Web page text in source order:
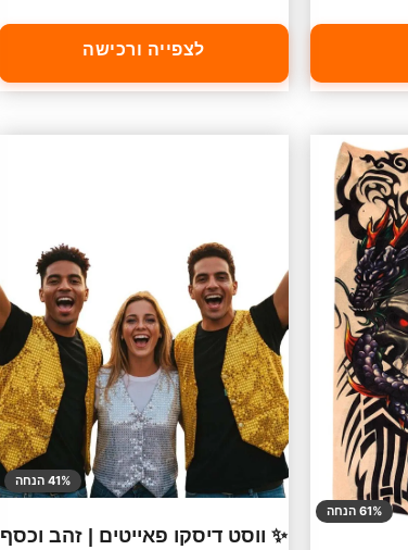
לצפייה ורכישה
61% הנחה
41% הנחה
✨ ווסט דיסקו פאייטים | זהב וכסף